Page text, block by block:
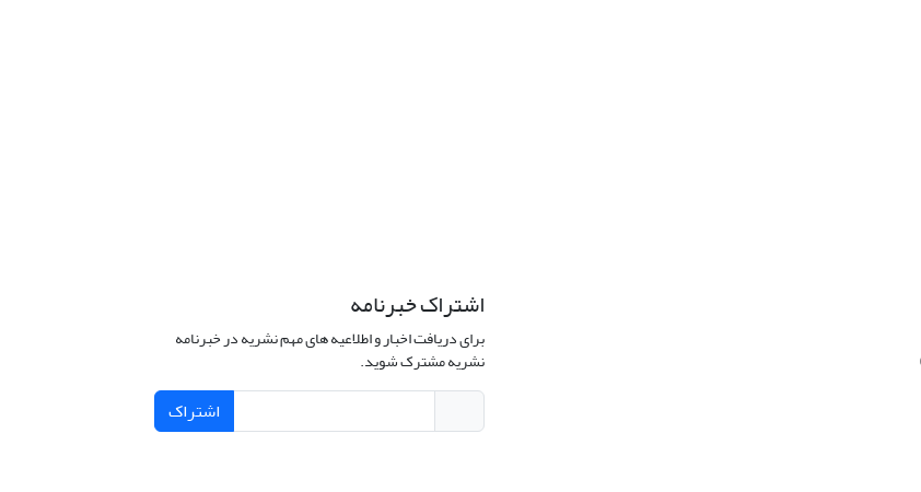
اشتراک خبرنامه
برای دریافت اخبار و اطلاعیه های مهم نشریه در خبرنامه
نشریه مشترک شوید.
اشتراک